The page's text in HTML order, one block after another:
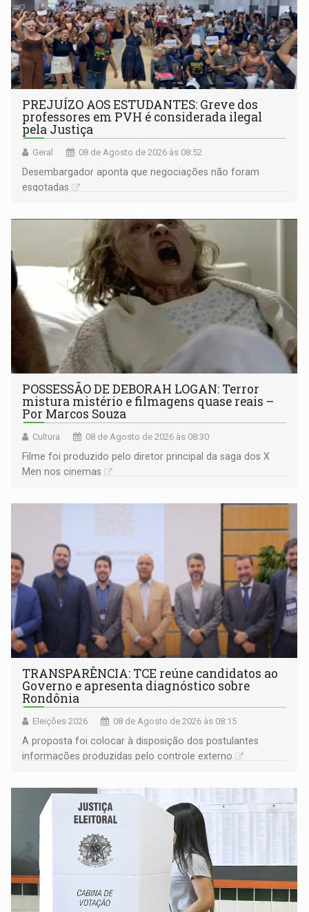
PREJUÍZO AOS ESTUDANTES: Greve dos
professores em PVH é considerada ilegal
pela Justiça
Geral 08 de Agosto de 2026 às 08:52
Desembargador aponta que negociações não foram
esgotadas
POSSESSÃO DE DEBORAH LOGAN: Terror
mistura mistério e filmagens quase reais –
Por Marcos Souza
Cultura 08 de Agosto de 2026 às 08:30
Filme foi produzido pelo diretor principal da saga dos X
Men nos cinemas
TRANSPARÊNCIA: TCE reúne candidatos ao
Governo e apresenta diagnóstico sobre
Rondônia
Eleições 2026 08 de Agosto de 2026 às 08:15
A proposta foi colocar à disposição dos postulantes
informações produzidas pelo controle externo